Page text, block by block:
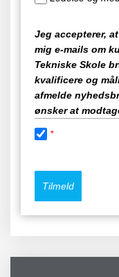
Jeg accepterer,
mig e-mails om
Tekniske Skole
kvalificere og
afmelde
ønsker at
*
Tilmeld